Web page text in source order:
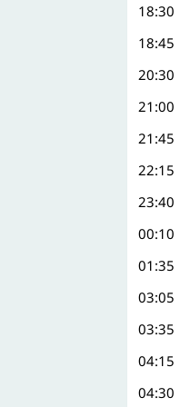
18:30
18:45
20:30
21:00
21:45
22:15
23:40
00:10
01:35
03:05
03:35
04:15
04:30